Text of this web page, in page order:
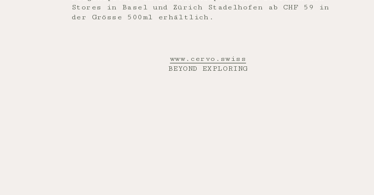
Stores in Basel und Zürich Stadelhofen ab CHF 59 in
der Grösse 500ml erhältlich.
www.cervo.swiss
BEYOND EXPLORING